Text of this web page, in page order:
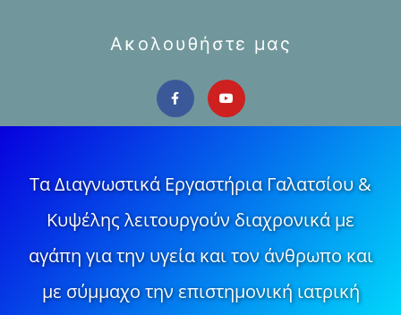
Ακολουθήστε μας
Τα Διαγνωστικά Εργαστήρια Γαλατσίου &
Κυψέλης λειτουργούν διαχρονικά με
αγάπη για την υγεία και τον άνθρωπο και
με σύμμαχο την επιστημονική ιατρική